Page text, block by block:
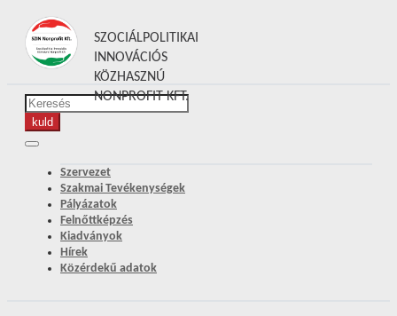
SZOCIÁLPOLITIKAI
INNOVÁCIÓS
KÖZHASZNÚ
NONPROFIT KFT.
Szervezet
Szakmai Tevékenységek
Pályázatok
Felnőttképzés
Kiadványok
Hírek
Közérdekű adatok